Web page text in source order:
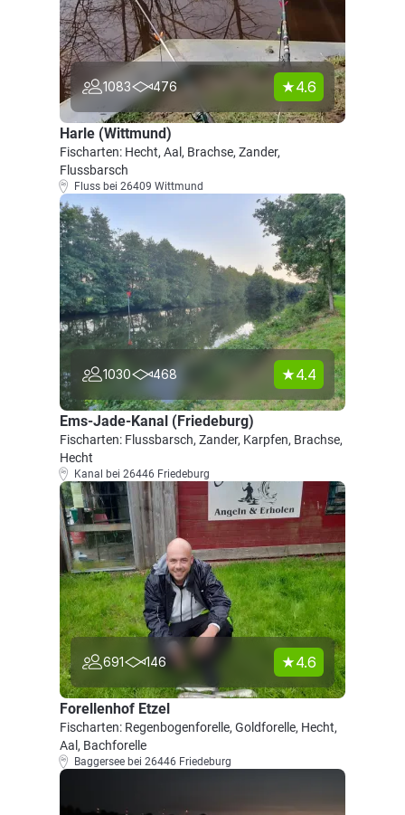
1083 476 4.6
Harle (Wittmund)
Fischarten: Hecht, Aal, Brachse, Zander,
Flussbarsch
Fluss bei 26409 Wittmund
1030 468 4.4
Ems-Jade-Kanal (Friedeburg)
Fischarten: Flussbarsch, Zander, Karpfen, Brachse,
Hecht
Kanal bei 26446 Friedeburg
691 146 4.6
Forellenhof Etzel
Fischarten: Regenbogenforelle, Goldforelle, Hecht,
Aal, Bachforelle
Baggersee bei 26446 Friedeburg